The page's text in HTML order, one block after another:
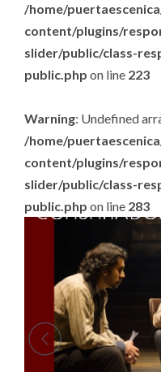
/home/
content/plugins/
slider/public/class-
public.php on line 223
Warning: Undefined
/home/
content/plugins/
slider/public/class-
public.php on line 283